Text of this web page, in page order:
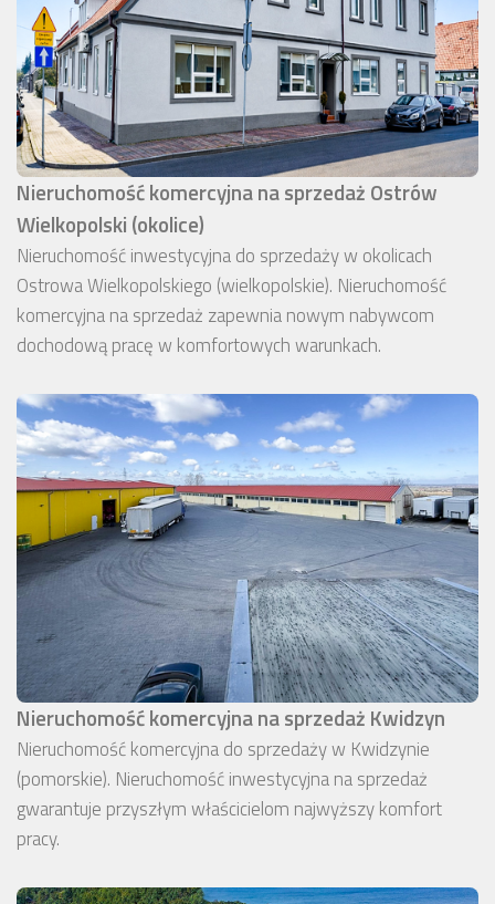
Nieruchomość komercyjna na sprzedaż Ostrów
Wielkopolski (okolice)
Nieruchomość inwestycyjna do sprzedaży w okolicach
Ostrowa Wielkopolskiego (wielkopolskie). Nieruchomość
komercyjna na sprzedaż zapewnia nowym nabywcom
dochodową pracę w komfortowych warunkach.
Nieruchomość komercyjna na sprzedaż Kwidzyn
Nieruchomość komercyjna do sprzedaży w Kwidzynie
(pomorskie). Nieruchomość inwestycyjna na sprzedaż
gwarantuje przyszłym właścicielom najwyższy komfort
pracy.